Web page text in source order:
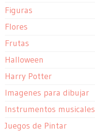
Figuras
Flores
Frutas
Halloween
Harry Potter
Imagenes para dibujar
Instrumentos musicales
Juegos de Pintar